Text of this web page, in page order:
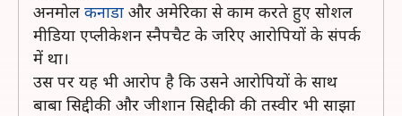
अनमोल कनाडा और अमेरिका से काम करते हुए सोशल
मीडिया एप्लीकेशन स्नैपचैट के जरिए आरोपियों के संपर्क
में था।
उस पर यह भी आरोप है कि उसने आरोपियों के साथ
बाबा सिद्दीकी और जीशान सिद्दीकी की तस्वीर भी साझा